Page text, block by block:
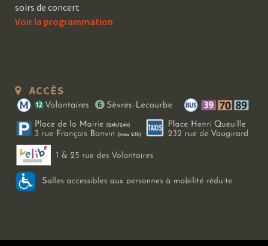
soirs de concert
Voir la programmation
ACCÈS